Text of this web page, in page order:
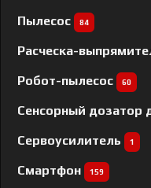
Пылесос 84
Расческа-
Робот-пылесос 60
Сенсорный дозатор
Сервоусилитель 1
Смартфон 159